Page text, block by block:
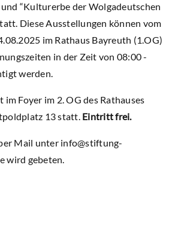
“Kulturerbe der Wolgadeutschen
Diese Ausstellungen können vom
im Rathaus Bayreuth (1.OG)
in der Zeit von 08:00 -
werden.
im Foyer im 2. OG des Rathauses
13 statt. Eintritt frei.
Mail unter info@stiftung-
wird gebeten.